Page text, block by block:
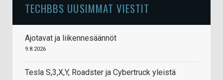
TECHBBS UUSIMMAT VIESTIT
Ajotavat ja liikennesäännöt
9.8.2026
Tesla S,3,X,Y, Roadster ja Cybertruck yleistä